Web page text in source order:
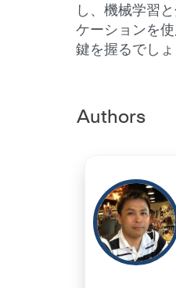
し、機械学習
ケーションを
鍵を握るでしょ
Authors